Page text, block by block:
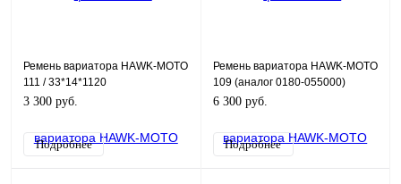
Ремень вариатора HAWK-MOTO
111 / 33*14*1120
3 300 руб.
Подробнее
Ремень вариатора HAWK-MOTO
109 (аналог 0180-055000)
6 300 руб.
Подробнее